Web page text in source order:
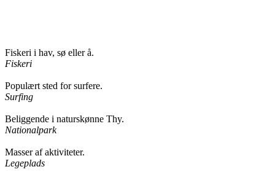
Fiskeri i hav, sø eller å.
Fiskeri
Populært sted for surfere.
Surfing
Beliggende i naturskønne Thy.
Nationalpark
Masser af aktiviteter.
Legeplads